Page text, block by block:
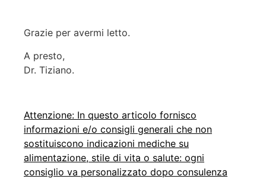
Grazie per avermi letto.
A presto,
Dr. Tiziano.
Attenzione: In questo articolo fornisco
informazioni e/o consigli generali che non
sostituiscono indicazioni mediche su
alimentazione, stile di vita o salute: ogni
consiglio va personalizzato dopo consulenza